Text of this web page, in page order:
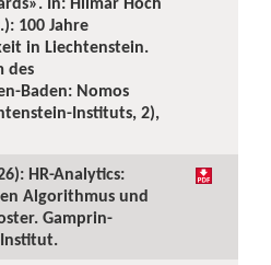
100 Jahre
in Liechtenstein.
des
Baden: Nomos
Instituts, 2),
HR-Analytics:
Algorithmus und
Gamprin-